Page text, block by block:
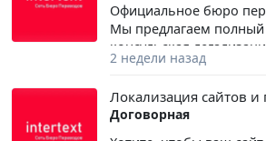
Официальное бюро
Мы предлагаем полный
консульская
компаний, ведущих
редкие языки. Бюро
ваши документы будут
77 | (97) 480-58-33
2 недели назад
Локализация сайтов
Договорная